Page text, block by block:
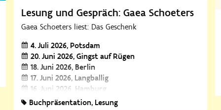
Lesung und Gespräch: Gaea Schoeters
Gaea Schoeters liest: Das Geschenk
4. Juli 2026 Potsdam
20. Juni 2026 Gingst auf Rügen
18. Juni 2026 Berlin
17. Juni 2026 Langballig
16. Juni 2026 Hamburg
27. März 2026 Freiburg
Buchpräsentation Lesung